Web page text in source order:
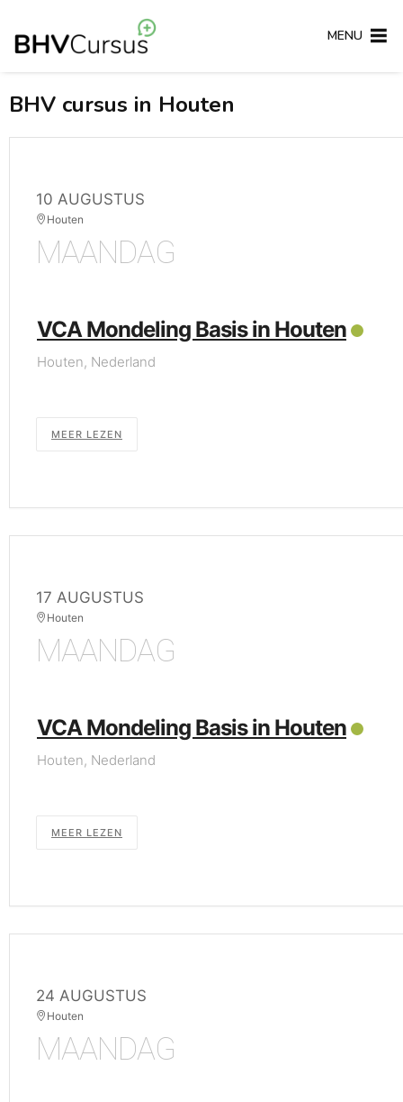
MENU
BHV cursus in Houten
10 AUGUSTUS
Houten
MAANDAG
VCA Mondeling Basis in Houten
Houten, Nederland
MEER LEZEN
17 AUGUSTUS
Houten
MAANDAG
VCA Mondeling Basis in Houten
Houten, Nederland
MEER LEZEN
24 AUGUSTUS
Houten
MAANDAG